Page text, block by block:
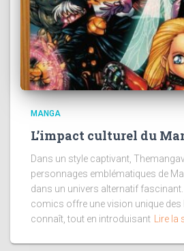
MANGA
L’impact culturel du
Dans un style captivant,
personnages emblématiques de
dans un univers alternatif fascinant.
comics offre une vision unique des
connaît, tout en introduisant
Lire la